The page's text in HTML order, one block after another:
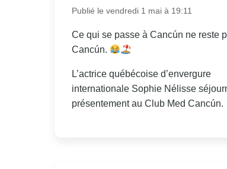
Publié le vendredi 1 mai à 19:11
Ce qui se passe à Cancún ne reste
Cancún.
L’actrice québécoise d’envergure
internationale Sophie Nélisse
présentement au Club Med Cancún.